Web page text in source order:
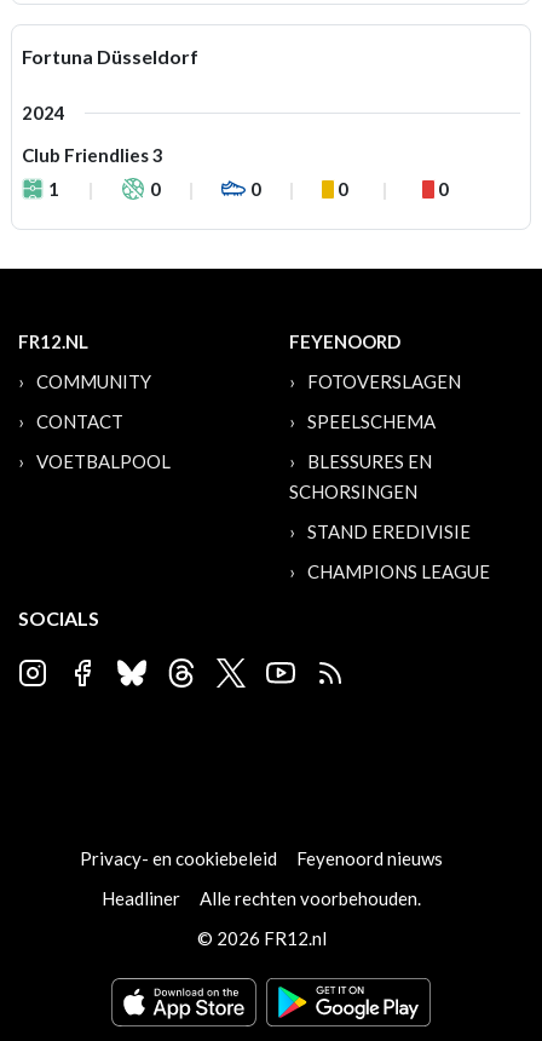
Fortuna Düsseldorf
2024
Club Friendlies 3
1
0 0 0 0
FR12.NL
COMMUNITY
CONTACT
VOETBALPOOL
FEYENOORD
FOTOVERSLAGEN
SPEELSCHEMA
BLESSURES EN
SCHORSINGEN
STAND EREDIVISIE
CHAMPIONS LEAGUE
SOCIALS
Privacy- en cookiebeleid
Feyenoord nieuws
Headliner
Alle rechten voorbehouden.
© 2026 FR12.nl